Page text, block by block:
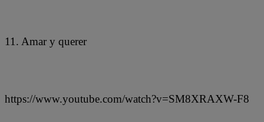
11. Amar y querer
https://www.youtube.com/watch?v=SM8XRAXW-F8